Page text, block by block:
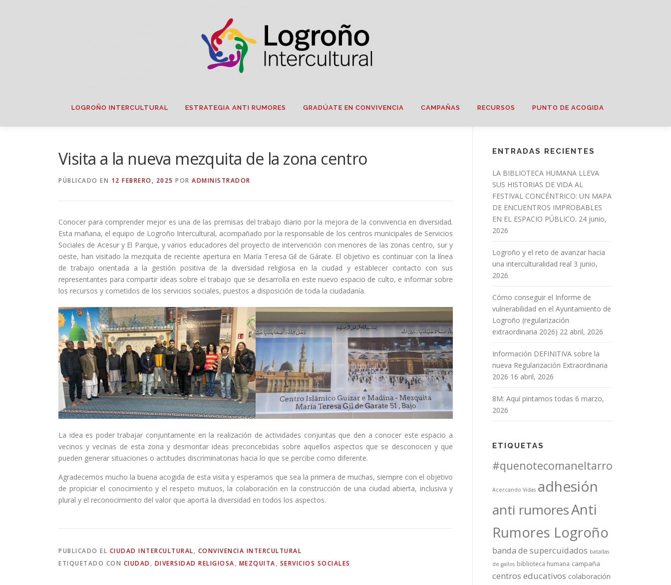
LOGROÑO INTERCULTURAL ESTRATEGIA ANTI RUMORES GRADÚATE EN CONVIVENCIA CAMPAÑAS RECURSOS PUNTO DE ACOGIDA
Visita a la nueva mezquita de la zona centro
PÚBLICADO EN 12 FEBRERO, 2025 POR ADMINISTRADOR
Conocer para comprender mejor es una de las premisas del trabajo diario por la mejora de la convivencia en diversidad.
Esta mañana, el equipo de Logroño Intercultural, acompañado por la responsable de los centros municipales de Servicios
Sociales de Acesur y El Parque, y varios educadores del proyecto de intervención con menores de las zonas centro, sur y
oeste, han visitado la mezquita de reciente apertura en María Teresa Gil de Gárate. El objetivo es continuar con la línea
de trabajo orientada a la gestión positiva de la diversidad religiosa en la ciudad y establecer contacto con sus
representantes para compartir ideas sobre el trabajo que se desarrolla en este nuevo espacio de culto, e informar sobre
los recursos y cometidos de los servicios sociales, puestos a disposición de toda la ciudadanía.
La idea es poder trabajar conjuntamente en la realización de actividades conjuntas que den a conocer este espacio a
vecinos y vecinas de esta zona y desmontar ideas preconcebidas sobre aquellos aspectos que se desconocen y que
pueden generar situaciones o actitudes discriminatorias hacia lo que se percibe como diferente.
Agradecemos mucho la buena acogida de esta visita y esperamos que sea la primera de muchas, siempre con el objetivo
de propiciar el conocimiento y el respeto mutuos, la colaboración en la construcción de una ciudad abierta, inclusiva y
plural y el reconocimiento del valor que aporta la diversidad en todos los aspectos.
PUBLICADO EL CIUDAD INTERCULTURAL, CONVIVENCIA INTERCULTURAL
ETIQUETADO CON CIUDAD , DIVERSIDAD RELIGIOSA, MEZQUITA, SERVICIOS SOCIALES
ENTRADAS RECIENTES
LA BIBLIOTECA HUMANA LLEVA
SUS HISTORIAS DE VIDA AL
FESTIVAL CONCÉNTRICO: UN MAPA
DE ENCUENTROS IMPROBABLES
EN EL ESPACIO PÚBLICO. 24 junio,
2026
Logroño y el reto de avanzar hacia
una interculturalidad real 3 junio,
2026
Cómo conseguir el Informe de
vulnerabilidad en el Ayuntamiento de
Logroño (regularización
extraordinaria 2026) 22 abril, 2026
Información DEFINITIVA sobre la
nueva Regularización Extraordinaria
2026 16 abril, 2026
8M: Aquí pintamos todas 6 marzo,
2026
ETIQUETAS
#quenotecomaneltarro
Acercando Vidas adhesión
anti rumoresAnti
Rumores Logroño
banda de supercuidados batallas
de gallos biblioteca humana campaña
centros educativos colaboración